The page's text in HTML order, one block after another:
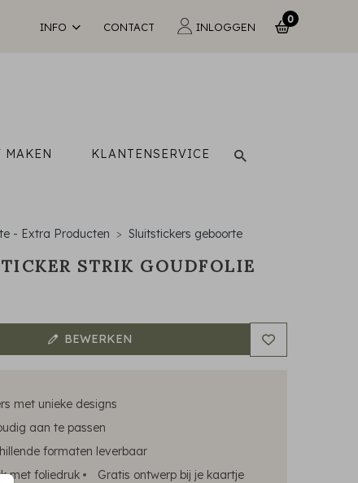
INFO CONTACT INLOGGEN
0
MAKEN KLANTENSERVICE
- Extra Producten Sluitstickers geboorte
STRIK GOUDFOLIE
BEWERKEN
met unieke designs
aan te passen
formaten leverbaar
met foliedruk
Gratis ontwerp bij je kaartje